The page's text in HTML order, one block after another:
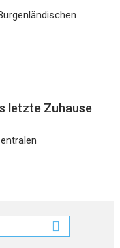
letzte Zuhause